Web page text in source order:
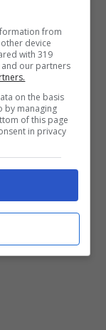
là della rete,
impietoso il
.
qualità che
vice
del
15 milioni di
per il
già da ora
from
device
with 319
and our partners
on the basis
by managing
of this page
in privacy